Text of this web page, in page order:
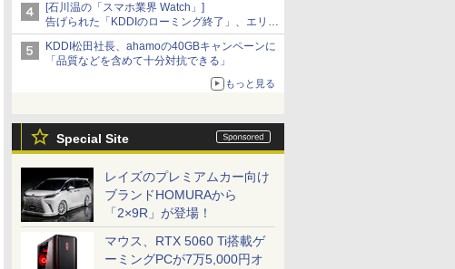
[石川温の「スマホ業界 Watch」]
告げられた「KDDIのローミング終了」、エリア
マップの落とし穴と楽天モバイルの課題
KDDI松田社長、ahamoの40GBキャンペーンに
「品質などを含めて十分対抗できる」
もっと見る
Special Site
レイズのプレミアムカー向け
ブランドHOMURAから
「2×9R」が登場！
マウス、RTX 5060 Ti搭載ゲ
ーミングPCが7万5,000円オ